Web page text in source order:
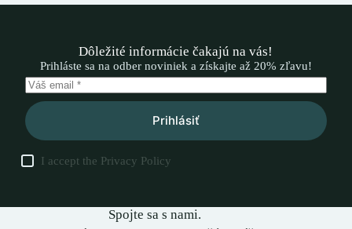
Dôležité informácie čakajú na vás!
Prihláste sa na odber noviniek a získajte až 20% zľavu!
Prihlásiť
I accept the Privacy Policy
Spojte sa s nami.